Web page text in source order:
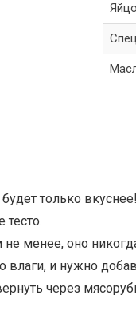
Яйцо
только
тесто.
менее, оно
влаги, и нужно
через